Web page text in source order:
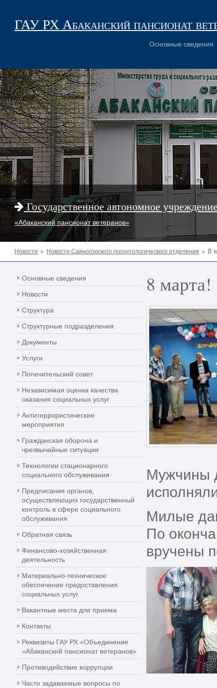
ГАУ РХ Абаканский пансионат
Основные сведения
Государственное автономное
«Абаканский пансионат ветеранов»
Новости Новости Саяногорского геронтологического отделения 8
Основные сведения
Новости
Структура
Структурные подразделения
Документы
Услуги
Попечительский совет
Независимая оценка качества
оказания социальных услуг
Антитеррористические
мероприятия
Гражданская оборона и
чрезвычайные ситуации
Технологии стационарного
социального обслуживания
Предписания органов,
осуществляющих государственный
контроль в сфере социального
обслуживания
Обратная связь
Финансово-хозяйственная
деятельность
Материально-техническое
обеспечение предоставления
социальных услуг
Вакантные места для приема
Контакты
Реквизиты ГАУ РХ «Объединение
«Абаканский пансионат ветеранов»
Противодействие коррупции
Часто задаваемые вопросы по
8 марта!
Мужчины
Милые
По
вручены